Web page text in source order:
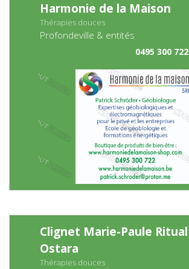
Harmonie de la Maison
Thérapies douces
Profondeville & entités
0495 300 722
Clignet Marie-Paule Ritual
Ostara
Thérapies douces